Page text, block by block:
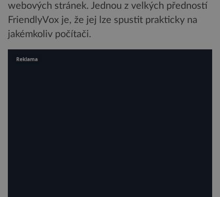
webových stránek. Jednou z velkých předností
FriendlyVox je, že jej lze spustit prakticky na
jakémkoliv počítači.
Reklama